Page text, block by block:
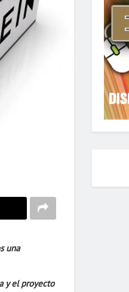
una
y el proyecto